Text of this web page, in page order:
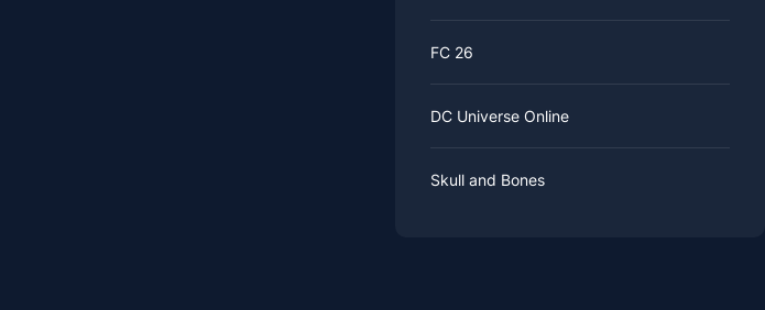
FC 26
DC Universe Online
Skull and Bones